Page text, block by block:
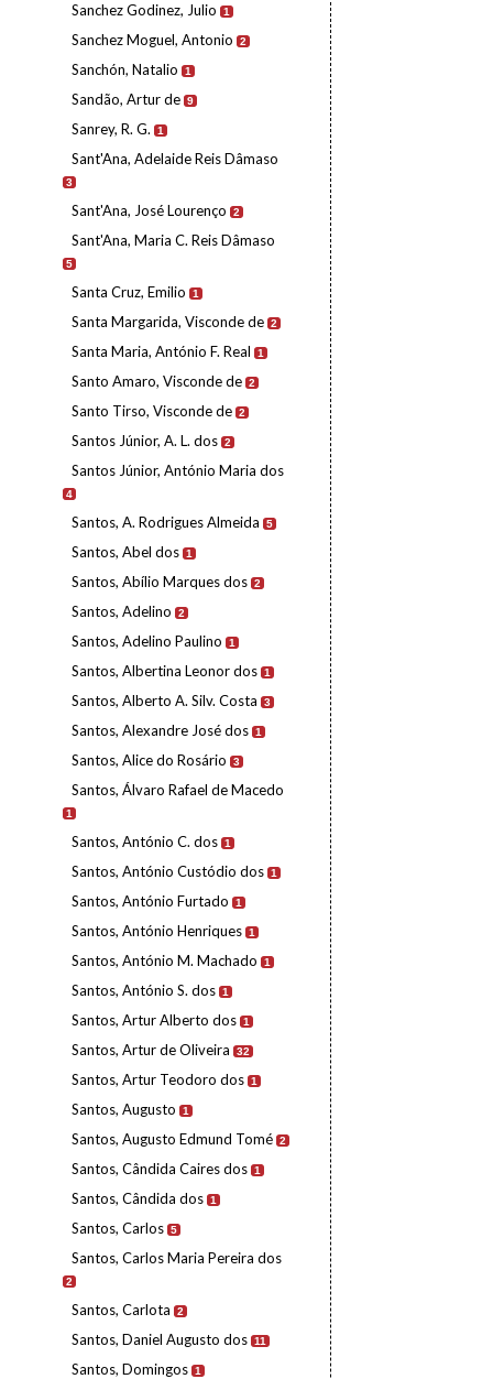
Sanchez Godinez, Julio 1
Sanchez Moguel, Antonio 2
Sanchón, Natalio 1
Sandão, Artur de 9
Sanrey, R. G. 1
Sant'Ana, Adelaide Reis Dâmaso
3
Sant'Ana, José Lourenço 2
Sant'Ana, Maria C. Reis Dâmaso
5
Santa Cruz, Emilio 1
Santa Margarida, Visconde de 2
Santa Maria, António F. Real 1
Santo Amaro, Visconde de 2
Santo Tirso, Visconde de 2
Santos Júnior, A. L. dos 2
Santos Júnior, António Maria dos
4
Santos, A. Rodrigues Almeida 5
Santos, Abel dos 1
Santos, Abílio Marques dos 2
Santos, Adelino 2
Santos, Adelino Paulino 1
Santos, Albertina Leonor dos 1
Santos, Alberto A. Silv. Costa 3
Santos, Alexandre José dos 1
Santos, Alice do Rosário 3
Santos, Álvaro Rafael de Macedo
1
Santos, António C. dos 1
Santos, António Custódio dos 1
Santos, António Furtado 1
Santos, António Henriques 1
Santos, António M. Machado 1
Santos, António S. dos 1
Santos, Artur Alberto dos 1
Santos, Artur de Oliveira 32
Santos, Artur Teodoro dos 1
Santos, Augusto 1
Santos, Augusto Edmund Tomé 2
Santos, Cândida Caires dos 1
Santos, Cândida dos 1
Santos, Carlos 5
Santos, Carlos Maria Pereira dos
2
Santos, Carlota 2
Santos, Daniel Augusto dos 11
Santos, Domingos 1